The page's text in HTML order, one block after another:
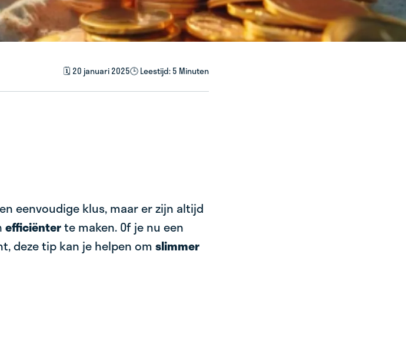
🗓️ 20 januari 2025🕒 Leestijd: 5 Minuten
eenvoudige klus, maar er zijn altijd
efficiënterte maken. Of je nu een
deze tip kan je helpen om slimmer